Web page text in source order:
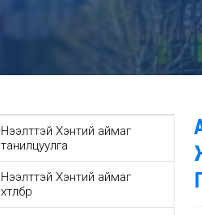
Нээлттэй Хэнтий аймаг
танилцуулга
Нээлттэй Хэнтий аймаг
хөтөлбөр